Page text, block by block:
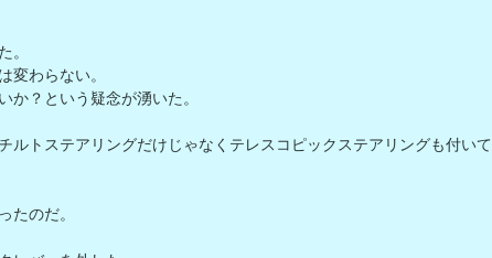
。
変わらない。
か？という疑念が湧いた。
トステアリングだけじゃなくテレスコピックステアリングも付いて
たのだ。